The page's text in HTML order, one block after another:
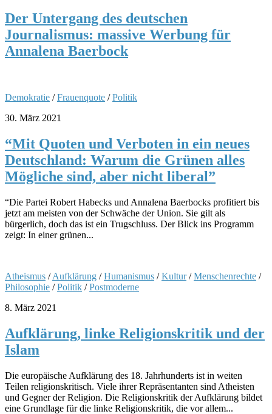
Der Untergang des deutschen
Journalismus: massive Werbung für
Annalena Baerbock
Demokratie /Frauenquote /Politik
30. März 2021
“Mit Quoten und Verboten in ein neues
Deutschland: Warum die Grünen alles
Mögliche sind, aber nicht liberal”
“Die Partei Robert Habecks und Annalena Baerbocks profitiert bis
jetzt am meisten von der Schwäche der Union. Sie gilt als
bürgerlich, doch das ist ein Trugschluss. Der Blick ins Programm
zeigt: In einer grünen...
Atheismus /Aufklärung /Humanismus /Kultur/Menschenrechte /
Philosophie /Politik /Postmoderne
8. März 2021
Aufklärung, linke Religionskritik und der
Islam
Die europäische Aufklärung des 18. Jahrhunderts ist in weiten
Teilen religionskritisch. Viele ihrer Repräsentanten sind Atheisten
und Gegner der Religion. Die Religionskritik der Aufklärung bildet
eine Grundlage für die linke Religionskritik, die vor allem...